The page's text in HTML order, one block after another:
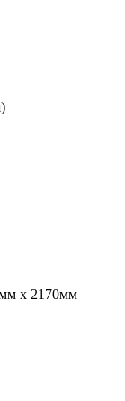
х 2170мм